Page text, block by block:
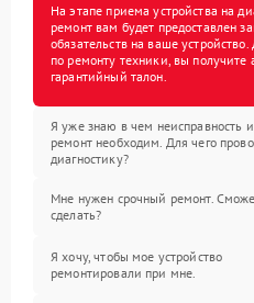
На этапе приема устройства на
ремонт вам будет предоставлен
обязательств на ваше
по ремонту техники, вы получите
гарантийный талон.
Я уже знаю в чем неисправность
ремонт необходим. Для чего
диагностику?
Мне нужен срочный ремонт.
сделать?
Я хочу, чтобы мое устройство
ремонтировали при мне.